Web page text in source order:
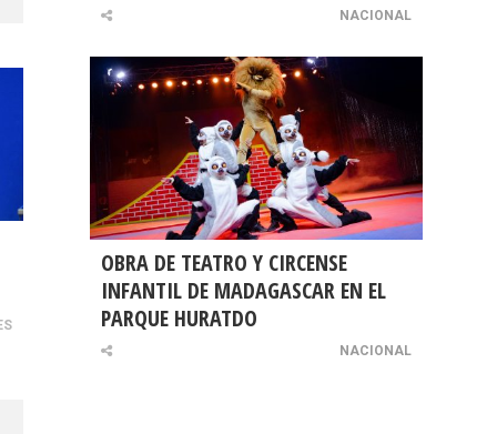
NACIONAL
OBRA DE TEATRO Y CIRCENSE
INFANTIL DE MADAGASCAR EN EL
PARQUE HURATDO
NACIONAL